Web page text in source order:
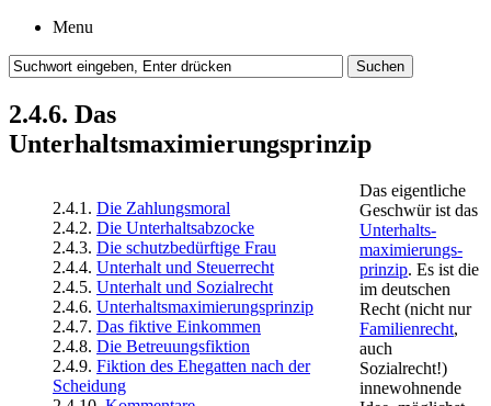
Menu
2.4.6. Das
Unterhaltsmaximierungsprinzip
2.4.1. Die Zahlungsmoral
2.4.2. Die Unterhaltsabzocke
2.4.3. Die schutzbedürftige Frau
2.4.4. Unterhalt und Steuerrecht
2.4.5. Unterhalt und Sozialrecht
2.4.6. Unterhaltsmaximierungsprinzip
2.4.7. Das fiktive Einkommen
2.4.8. Die Betreuungsfiktion
2.4.9. Fiktion des Ehegatten nach der
Scheidung
Das eigentliche
Geschwür ist das
Unter­halts­
maximierungs­
prinzip. Es ist die
im deutschen
Recht (nicht nur
Familienrecht,
auch
Sozialrecht!)
innewohnende